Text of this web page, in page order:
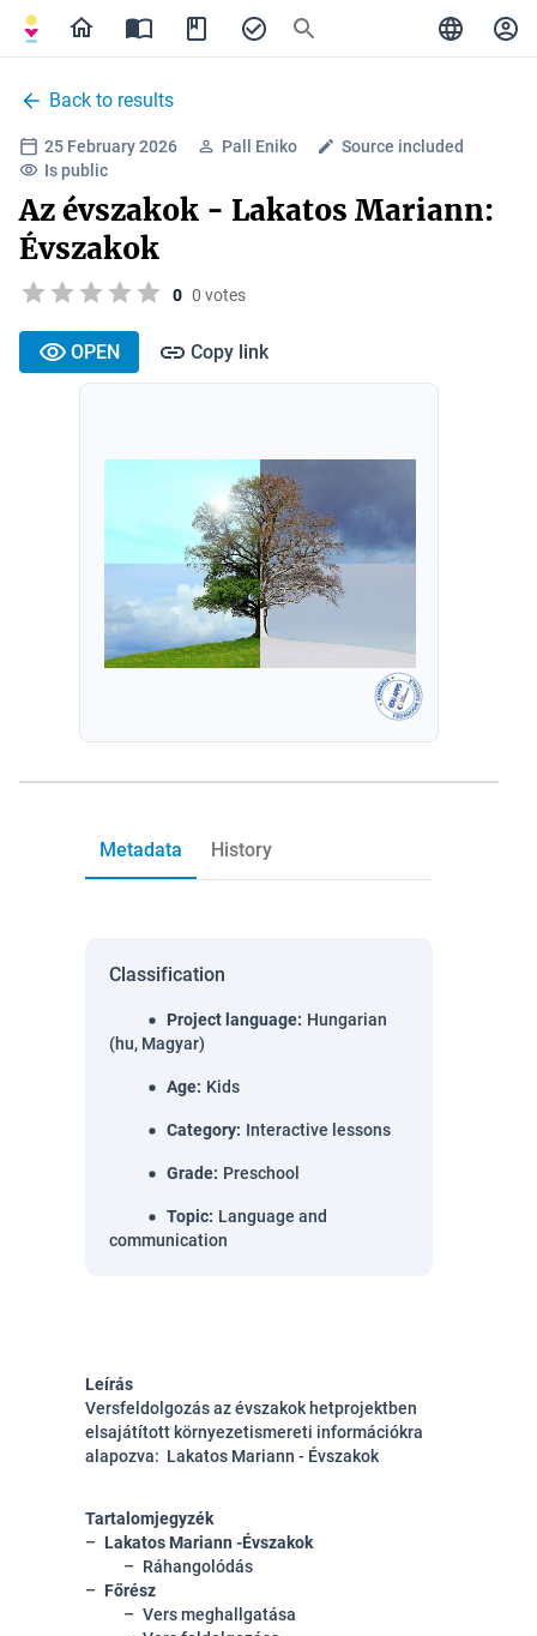
Back to results
25 February 2026 Pall Eniko
Source included
Is public
Az évszakok - Lakatos Mariann:
Évszakok
0 0 votes
OPEN Copy link
Metadata History
Classification
Project language: Hungarian
(hu, Magyar)
Age: Kids
Category: Interactive lessons
Grade: Preschool
Topic: Language and
communication
Leírás
Versfeldolgozás az évszakok hetprojektben
elsajátított környezetismereti információkra
alapozva: Lakatos Mariann - Évszakok
Tartalomjegyzék
Lakatos Mariann -Évszakok
Ráhangolódás
Főrész
Vers meghallgatása